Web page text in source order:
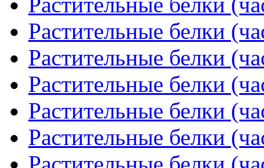
Растительные белки
Растительные белки
Растительные белки
Растительные белки
Растительные белки